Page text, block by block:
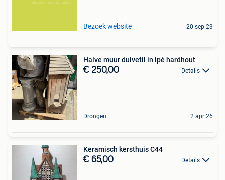
Bezoek website 20 sep 23
Halve muur duivetil in ipé hardhout
€ 250,00 Details
Drongen 2 apr 26
Keramisch kersthuis C44
€ 65,00 Details